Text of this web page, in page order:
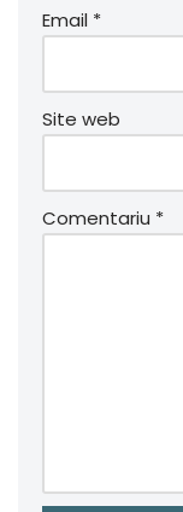
Email *
Site web
Comentariu *